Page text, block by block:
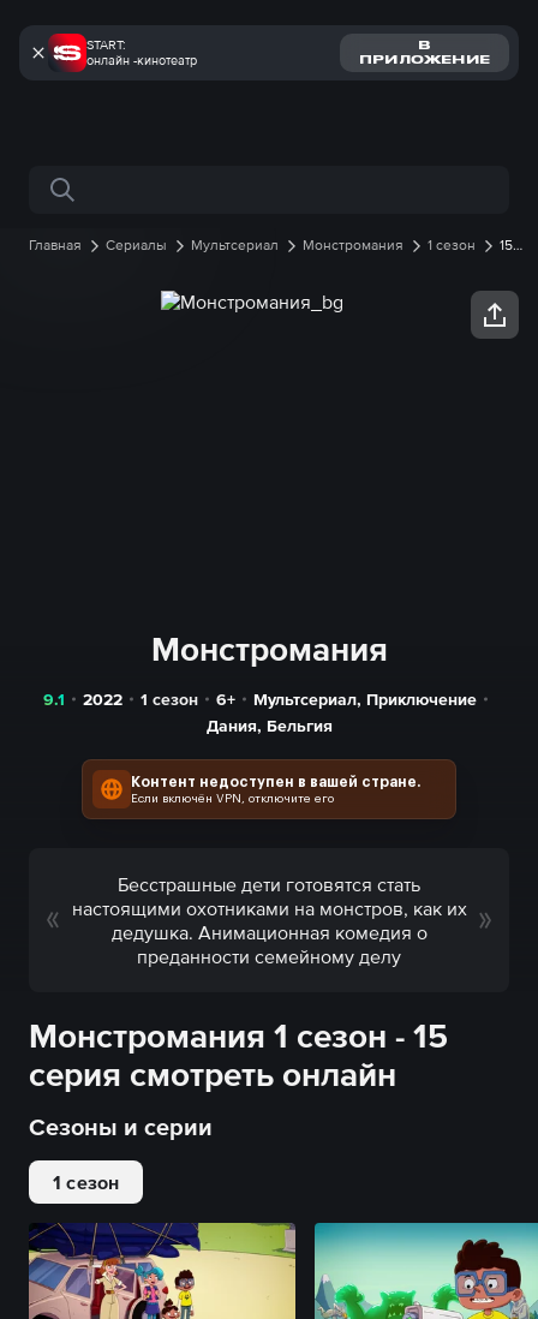
START:
онлайн -кинотеатр
В
ПРИЛОЖЕНИЕ
Поиск по сайту
Главная Сериалы Мультсериал Монстромания 1 сезон
15
Монстромания
9.1 2022 1 сезон 6+ Мультсериал, Приключение
Дания, Бельгия
Контент недоступен в вашей стране.
Если включён VPN, отключите его
Бесстрашные дети готовятся стать
настоящими охотниками на монстров, как их
дедушка. Анимационная комедия о
преданности семейному делу
Монстромания 1 сезон - 15
серия смотреть онлайн
Сезоны и серии
1 сезон